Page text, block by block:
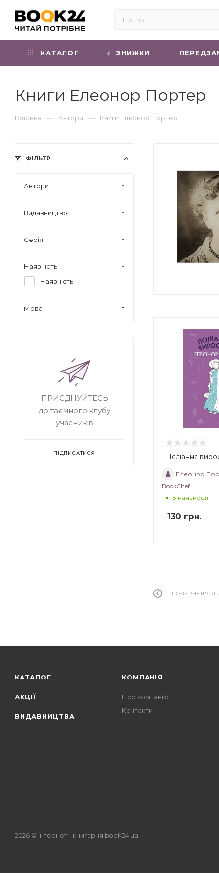
КАТАЛОГ ЗНИЖКИ
Книги Елеонор Портер
Головна — Автори — Книги Елеонор Портер
Поліанна
Елеонор
BookChef
В наявності
130 грн.
ПОВЕРНУТИСЯ
ФІЛЬТР
Автори
Видавництво
Серія
Наявність
Наявність
Мова
ПРИЄДНУЙТЕСЬ
до таємного клубу
учасників
ПІДПИСАТИСЯ
КАТАЛОГ
АКЦІЇ
ВИДАВНИЦТВА
КОМПАНІЯ
Про компанію
Контакти
2026 © Iнтернет - книгарня book24.ua